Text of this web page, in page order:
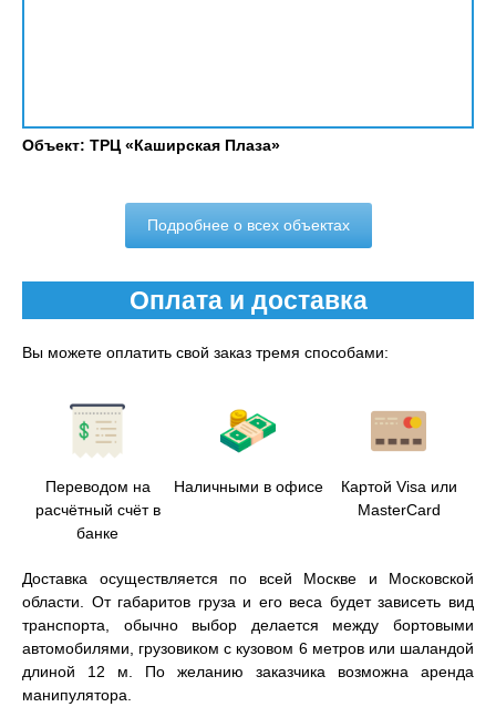
Объект: ТРЦ «Каширская Плаза»
Подробнее о всех объектах
Оплата и доставка
Вы можете оплатить свой заказ тремя способами:
Переводом на
расчётный счёт в
банке
Наличными в офисе
Картой Visa или
MasterCard
Доставка осуществляется по всей Москве и Московской
области. От габаритов груза и его веса будет зависеть вид
транспорта, обычно выбор делается между бортовыми
автомобилями, грузовиком с кузовом 6 метров или шаландой
длиной 12 м. По желанию заказчика возможна аренда
манипулятора.